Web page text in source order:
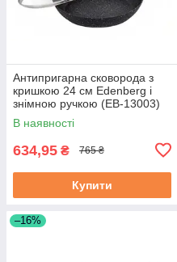
Антипригарна сковорода з
кришкою 24 см Edenberg і
знімною ручкою (EB-13003)
В наявності
634,95 ₴ 765 ₴
Купити
–16%